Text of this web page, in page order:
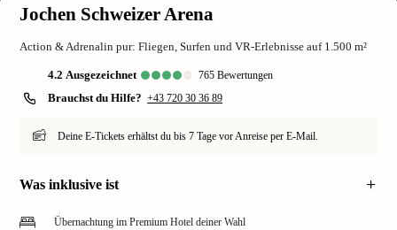
Jochen Schweizer Arena
Action & Adrenalin pur: Fliegen, Surfen und VR-Erlebnisse auf 1.500 m²
4.2 ausgezeichnet 765 Bewertungen
Brauchst du Hilfe? +43 720 30 36 89
Deine E-Tickets erhältst du bis 7 Tage vor Anreise per E-Mail.
Was inklusive ist
Übernachtung im Premium Hotel deiner Wahl